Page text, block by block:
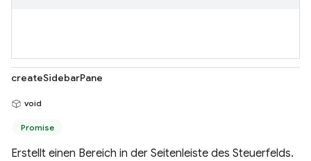
createSidebarPane
void
Promise
Erstellt einen Bereich in der Seitenleiste des Steuerfelds.